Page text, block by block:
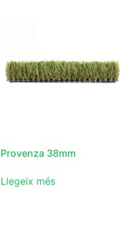
Provenza 38mm
Llegeix més